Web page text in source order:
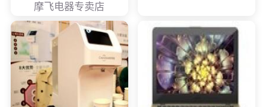
摩飞电器专卖店